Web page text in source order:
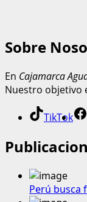
Sobre
En Cajamarca
Nuestro objetivo
TikTok
Perú busca